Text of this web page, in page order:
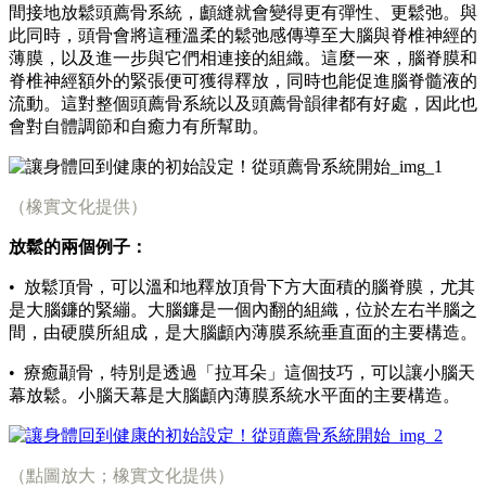
間接地放鬆頭薦骨系統，顱縫就會變得更有彈性、更鬆弛。與
此同時，頭骨會將這種溫柔的鬆弛感傳導至大腦與脊椎神經的
薄膜，以及進一步與它們相連接的組織。這麼一來，腦脊膜和
脊椎神經額外的緊張便可獲得釋放，同時也能促進腦脊髓液的
流動。這對整個頭薦骨系統以及頭薦骨韻律都有好處，因此也
會對自體調節和自癒力有所幫助。
（橡實文化提供）
放鬆的兩個例子：
• 放鬆頂骨，可以溫和地釋放頂骨下方大面積的腦脊膜，尤其
是大腦鐮的緊繃。大腦鐮是一個內翻的組織，位於左右半腦之
間，由硬膜所組成，是大腦顱內薄膜系統垂直面的主要構造。
• 療癒顳骨，特別是透過「拉耳朵」這個技巧，可以讓小腦天
幕放鬆。小腦天幕是大腦顱內薄膜系統水平面的主要構造。
（點圖放大；橡實文化提供）